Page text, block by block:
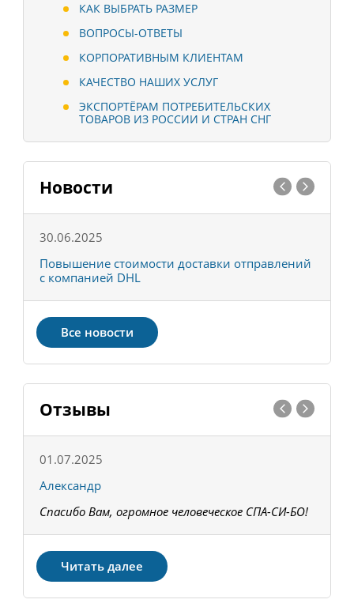
КАК ВЫБРАТЬ РАЗМЕР
ВОПРОСЫ-ОТВЕТЫ
КОРПОРАТИВНЫМ КЛИЕНТАМ
КАЧЕСТВО НАШИХ УСЛУГ
ЭКСПОРТЁРАМ ПОТРЕБИТЕЛЬСКИХ
ТОВАРОВ ИЗ РОССИИ И СТРАН СНГ
Новости
30.06.2025
Повышение стоимости доставки отправлений
с компанией DHL
Все новости
Отзывы
01.07.2025
Александр
Спасибо Вам, огромное человеческое СПА-СИ-БО!
Читать далее